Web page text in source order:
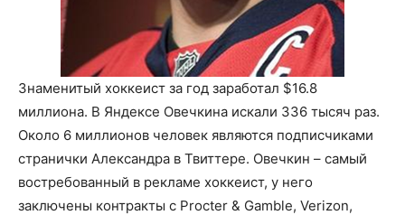
Знаменитый хоккеист за год заработал $16.8
миллиона. В Яндексе Овечкина искали 336 тысяч раз.
Около 6 миллионов человек являются подписчиками
странички Александра в Твиттере. Овечкин – самый
востребованный в рекламе хоккеист, у него
заключены контракты с Procter & Gamble, Verizon,